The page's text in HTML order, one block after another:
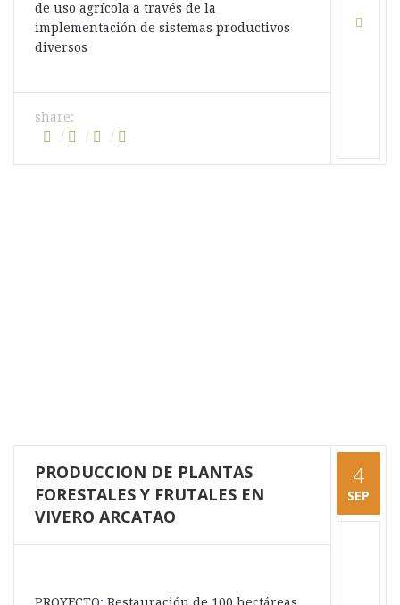
de uso agrícola a través de la
implementación de sistemas productivos
diversos
share:
PRODUCCION DE PLANTAS
FORESTALES Y FRUTALES EN
VIVERO ARCATAO
4
SEP